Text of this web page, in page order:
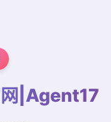
网|Agent17